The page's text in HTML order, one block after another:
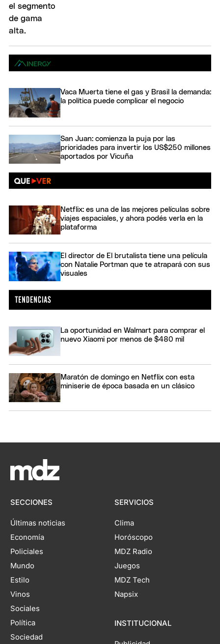
Vaca Muerta tiene el gas y Brasil la demanda:
la política puede complicar el negocio
San Juan: comienza la puja por las
prioridades para invertir los US$250 millones
aportados por Vicuña
Netflix: es una de las mejores películas sobre
viajes espaciales, y ahora podés verla en la
plataforma
El director de El brutalista tiene una película
con Natalie Portman que te atrapará con sus
visuales
La oportunidad en Walmart para comprar el
nuevo Xiaomi por menos de $480 mil
Maratón de domingo en Netflix con esta
miniserie de época basada en un clásico
SECCIONES
Últimas noticias
Economía
Policiales
Mundo
Estilo
Vinos
Sociales
Política
Sociedad
SERVICIOS
Clima
Horóscopo
MDZ Radio
Juegos
MDZ Tech
Napsix
INSTITUCIONAL